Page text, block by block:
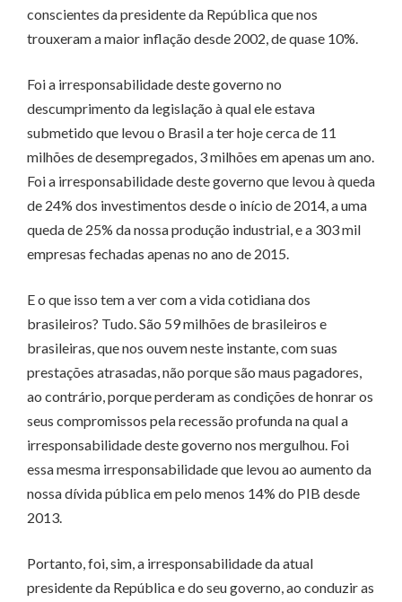
conscientes da presidente da República que nos
trouxeram a maior inflação desde 2002, de quase 10%.
Foi a irresponsabilidade deste governo no
descumprimento da legislação à qual ele estava
submetido que levou o Brasil a ter hoje cerca de 11
milhões de desempregados, 3 milhões em apenas um ano.
Foi a irresponsabilidade deste governo que levou à queda
de 24% dos investimentos desde o início de 2014, a uma
queda de 25% da nossa produção industrial, e a 303 mil
empresas fechadas apenas no ano de 2015.
E o que isso tem a ver com a vida cotidiana dos
brasileiros? Tudo. São 59 milhões de brasileiros e
brasileiras, que nos ouvem neste instante, com suas
prestações atrasadas, não porque são maus pagadores,
ao contrário, porque perderam as condições de honrar os
seus compromissos pela recessão profunda na qual a
irresponsabilidade deste governo nos mergulhou. Foi
essa mesma irresponsabilidade que levou ao aumento da
nossa dívida pública em pelo menos 14% do PIB desde
2013.
Portanto, foi, sim, a irresponsabilidade da atual
presidente da República e do seu governo, ao conduzir as